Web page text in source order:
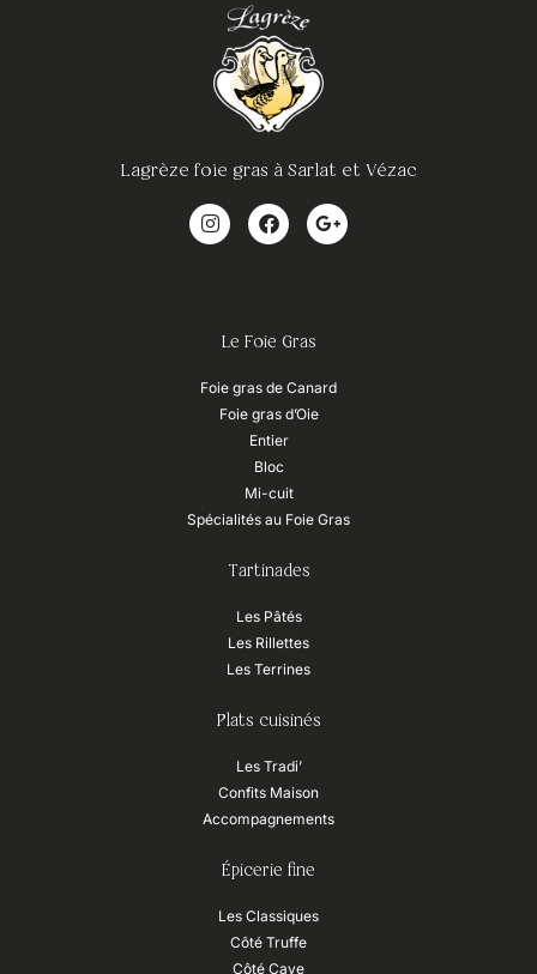
Lagrèze foie gras à Sarlat et Vézac
Le Foie Gras
Foie gras de Canard
Foie gras d’Oie
Entier
Bloc
Mi-cuit
Spécialités au Foie Gras
Tartinades
Les Pâtés
Les Rillettes
Les Terrines
Plats cuisinés
Les Tradi’
Confits Maison
Accompagnements
Épicerie fine
Les Classiques
Côté Truffe
Côté Cave